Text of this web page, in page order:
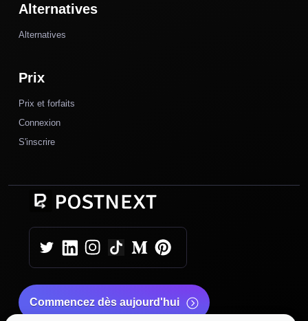
Alternatives
Alternatives
Prix
Prix et forfaits
Connexion
S'inscrire
Commencez dès aujourd'hui